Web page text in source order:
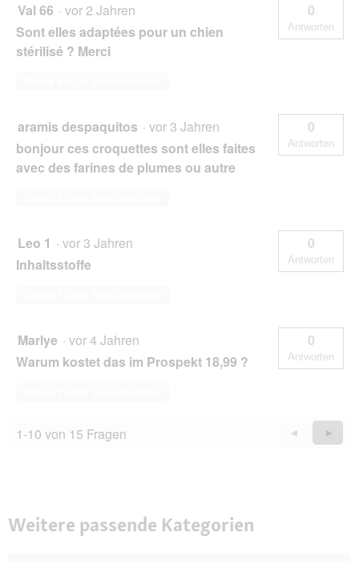
Val 66 · vor 2 Jahren
Sont elles adaptées pour un chien
stérilisé ? Merci
0
Antworten
aramis despaquitos · vor 3 Jahren
bonjour ces croquettes sont elles faites
avec des farines de plumes ou autre
0
Antworten
Leo 1 · vor 3 Jahren
Inhaltsstoffe
0
Antworten
Marlye · vor 4 Jahren
Warum kostet das im Prospekt 18,99 ?
0
Antworten
1-10 von 15 Fragen
Zurück
Questions
◄
Weiter
►
Weitere passende Kategorien